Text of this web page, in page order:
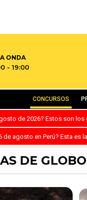
ONDA
- 19:00
CONCURSOS
de 2026? Estos son
de agosto en Perú? Esta es
DE